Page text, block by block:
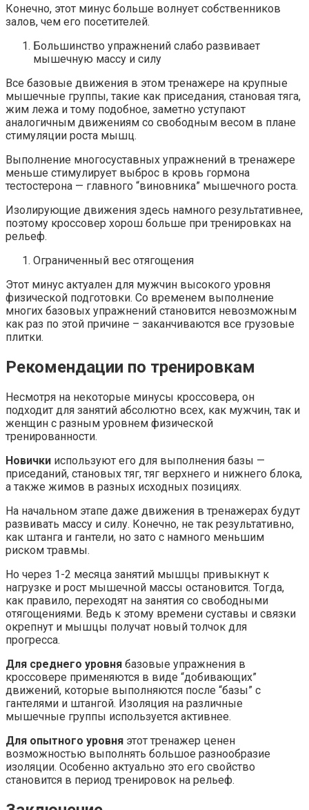
Конечно, этот минус больше волнует собственников
залов, чем его посетителей.
Большинство упражнений слабо развивает
мышечную массу и силу
Все базовые движения в этом тренажере на крупные
мышечные группы, такие как приседания, становая тяга,
жим лежа и тому подобное, заметно уступают
аналогичным движениям со свободным весом в плане
стимуляции роста мышц.
Выполнение многосуставных упражнений в тренажере
меньше стимулирует выброс в кровь гормона
тестостерона — главного “виновника” мышечного роста.
Изолирующие движения здесь намного результативнее,
поэтому кроссовер хорош больше при тренировках на
рельеф.
Ограниченный вес отягощения
Этот минус актуален для мужчин высокого уровня
физической подготовки. Со временем выполнение
многих базовых упражнений становится невозможным
как раз по этой причине – заканчиваются все грузовые
плитки.
Рекомендации по тренировкам
Несмотря на некоторые минусы кроссовера, он
подходит для занятий абсолютно всех, как мужчин, так и
женщин с разным уровнем физической
тренированности.
Новички используют его для выполнения базы —
приседаний, становых тяг, тяг верхнего и нижнего блока,
а также жимов в разных исходных позициях.
На начальном этапе даже движения в тренажерах будут
развивать массу и силу. Конечно, не так результативно,
как штанга и гантели, но зато с намного меньшим
риском травмы.
Но через 1-2 месяца занятий мышцы привыкнут к
нагрузке и рост мышечной массы остановится. Тогда,
как правило, переходят на занятия со свободными
отягощениями. Ведь к этому времени суставы и связки
окрепнут и мышцы получат новый толчок для
прогресса.
Для среднего уровня базовые упражнения в
кроссовере применяются в виде “добивающих”
движений, которые выполняются после “базы” с
гантелями и штангой. Изоляция на различные
мышечные группы используется активнее.
Для опытного уровня этот тренажер ценен
возможностью выполнять большое разнообразие
изоляции. Особенно актуально это его свойство
становится в период тренировок на рельеф.